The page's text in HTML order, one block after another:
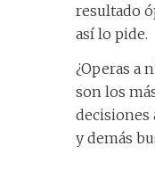
resultado
así lo pide.
¿Operas a
son los
decisiones
y demás